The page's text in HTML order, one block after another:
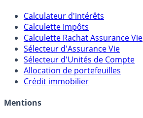
Calculateur d'intérêts
Calculette Impôts
Calculette Rachat Assurance Vie
Sélecteur d'Assurance Vie
Sélecteur d'Unités de Compte
Allocation de portefeuilles
Crédit immobilier
Mentions